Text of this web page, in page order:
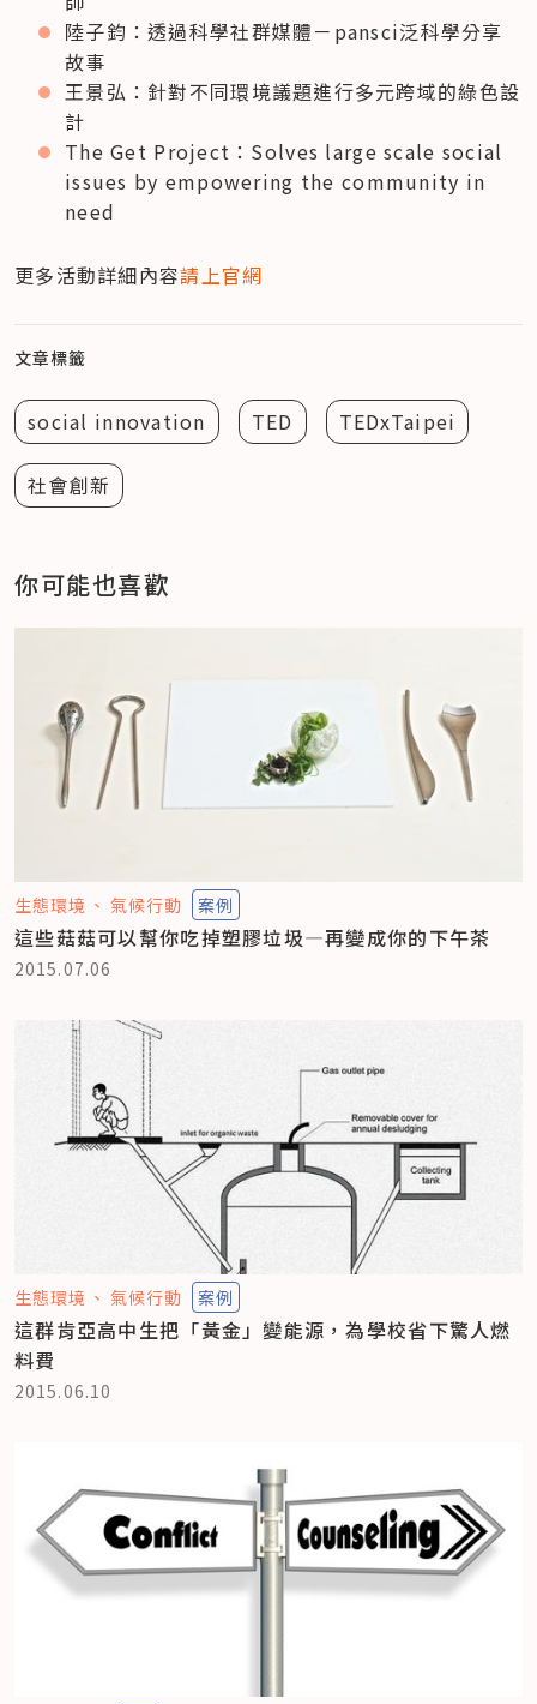
陸子鈞：透過科學社群媒體－pansci泛科學分享
故事
王景弘：針對不同環境議題進行多元跨域的綠色設
計
The Get Project：Solves large scale social
issues by empowering the community in
need
更多活動詳細內容請上官網
文章標籤
social innovation TED TEDxTaipei
社會創新
你可能也喜歡
生態環境 氣候行動 案例
這些菇菇可以幫你吃掉塑膠垃圾—再變成你的下午茶
2015.07.06
生態環境 氣候行動 案例
這群肯亞高中生把「黃金」變能源，為學校省下驚人燃
料費
2015.06.10